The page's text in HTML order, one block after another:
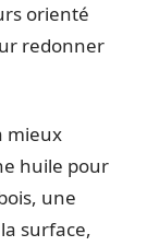
orienté
redonner
mieux
huile pour
une
surface,